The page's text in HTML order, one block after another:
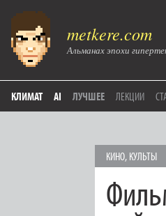
metkere.com
Альманах эпохи
КЛИМАТ AI ЛУЧШЕЕ ЛЕКЦИИ
КИНО, КУЛЬТЫ